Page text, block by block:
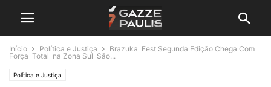
Início Política e Justiça
Brazuka Fest Segunda Edição Chega Com
Força Total na Zona Sul São...
Política e Justiça